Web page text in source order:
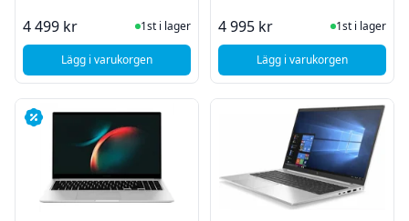
4 499 kr I Lager
1st i lager
Lägg i varukorgen, ASUS M433IA-HM492T - Ryzen 5 4500U - 8GB - 256GB
4 995 kr I Lager
1st i lager
Lägg i varukorgen, HP EliteBook 830